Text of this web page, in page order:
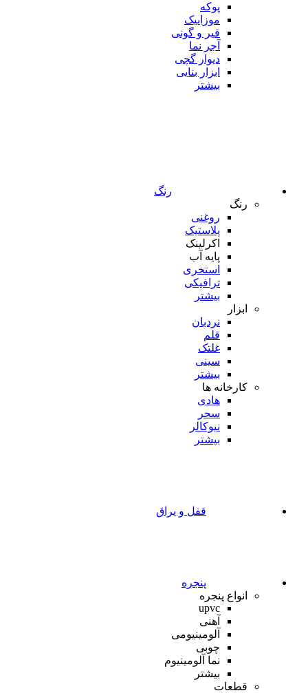
پوکه
موزاییک
قیر و گونی
آجر نما
دیوار گچی
ابزار بنایی
بیشتر
رنگ
رنگ
روغنی
پلاستیک
اکرلینک
پایه آب
استخری
ترافیکی
بیشتر
ابزار
نردبان
قلم
غلتک
سینی
بیشتر
کارخانه ها
هادی
سحر
نیوکالر
بیشتر
قفل و یراق
پنجره
انواع پنجره
upvc
آهنی
آلومینیومی
چوبی
نما آلومینیوم
بیشتر
قطعات